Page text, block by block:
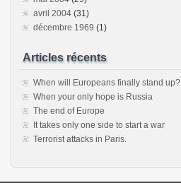
avril 2004 (31)
décembre 1969 (1)
Articles récents
When will Europeans finally stand up?
When your only hope is Russia
The end of Europe
It takes only one side to start a war
Terrorist attacks in Paris.